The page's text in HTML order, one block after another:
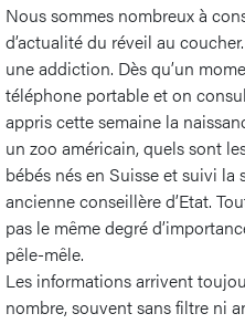
Nous sommes nombreux à
d’actualité du réveil au
une addiction. Dès qu’un
téléphone portable et on
appris cette semaine la
un zoo américain, quels sont
bébés nés en Suisse et suivi la
ancienne conseillère d’Etat.
pas le même degré
pêle-mêle.
Les informations arrivent
nombre, souvent sans filtre ni